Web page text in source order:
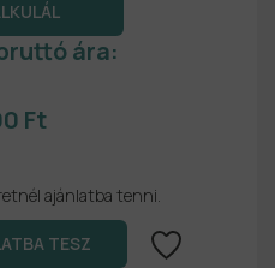
ára:
Ft
ajánlatba tenni.